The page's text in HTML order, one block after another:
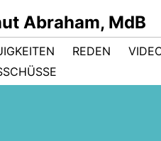
Abraham, MdB
REDEN